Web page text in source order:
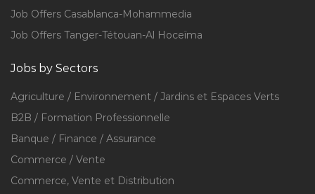
Job Offers Casablanca-Mohammedia
Job Offers Tanger-Tétouan-Al Hoceïma
Jobs by Sectors
Agriculture / Environnement / Jardins et Espaces Verts
B2B / Formation Professionnelle
Banque / Finance / Assurance
Commerce / Vente
Commerce, Vente et Distribution